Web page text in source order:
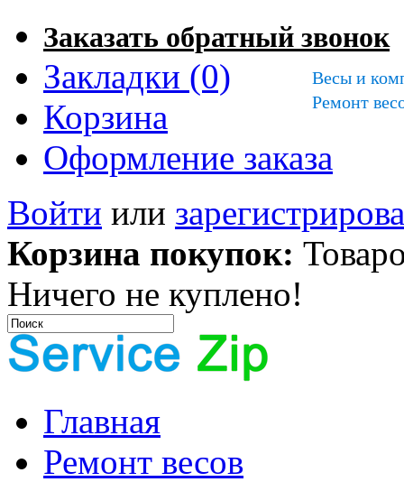
Заказать обратный звонок
Закладки (0)
Корзина
Оформление заказа
Войти или
Весы и
Ремонт
Корзина покупок:
Ничего не куплено!
Главная
Ремонт весов